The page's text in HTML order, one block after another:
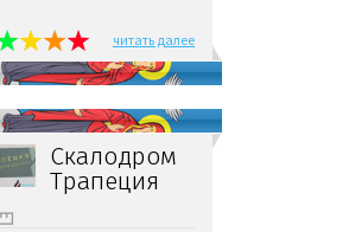
читать далее
Скалодром
Трапеция